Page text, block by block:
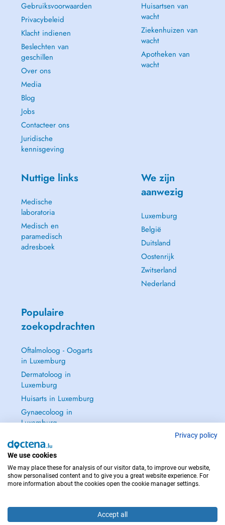
Gebruiksvoorwaarden
Privacybeleid
Klacht indienen
Beslechten van
geschillen
Over ons
Media
Blog
Jobs
Contacteer ons
Juridische
kennisgeving
Huisartsen van
wacht
Ziekenhuizen van
wacht
Apotheken van
wacht
Nuttige links
Medische
laboratoria
Medisch en
paramedisch
adresboek
We zijn
aanwezig
Luxemburg
België
Duitsland
Oostenrijk
Zwitserland
Nederland
Populaire
zoekopdrachten
Oftalmoloog - Oogarts
in Luxemburg
Dermatoloog in
Luxemburg
Huisarts in Luxemburg
Gynaecoloog in
Luxemburg
NEEM IN GEVAL VAN NOOD CONTACT OP MET : 112
Privacy policy
We use cookies
We may place these for analysis of our visitor data, to improve our website,
show personalised content and to give you a great website experience. For
more information about the cookies open the cookie manager settings.
Accept all